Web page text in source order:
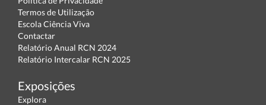
Termos de Utilização
Escola Ciência Viva
Contactar
Relatório Anual RCN 2024
Relatório Intercalar RCN 2025
Exposições
Explora